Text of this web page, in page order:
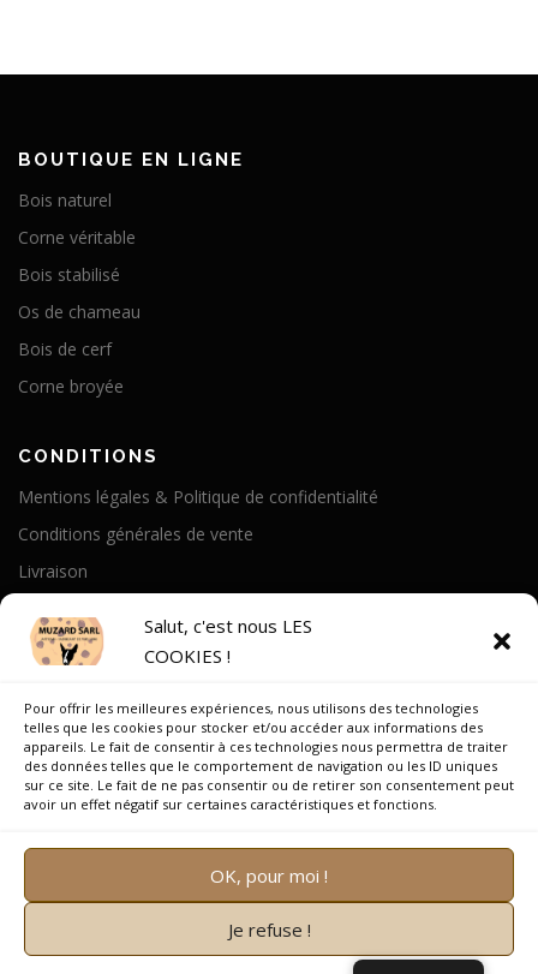
Salut, c'est nous LES
COOKIES !
Pour offrir les meilleures expériences, nous utilisons des technologies
telles que les cookies pour stocker et/ou accéder aux informations des
appareils. Le fait de consentir à ces technologies nous permettra de traiter
des données telles que le comportement de navigation ou les ID uniques
sur ce site. Le fait de ne pas consentir ou de retirer son consentement peut
avoir un effet négatif sur certaines caractéristiques et fonctions.
OK, pour moi !
Je refuse !
BOUTIQUE EN LIGNE
Bois naturel
Corne véritable
Bois stabilisé
Os de chameau
Bois de cerf
Corne broyée
CONDITIONS
Mentions légales & Politique de confidentialité
Conditions générales de vente
Livraison
Notre Histoire
On parle de nous
Recrutement
Copyright © 2026 Muzard SARL